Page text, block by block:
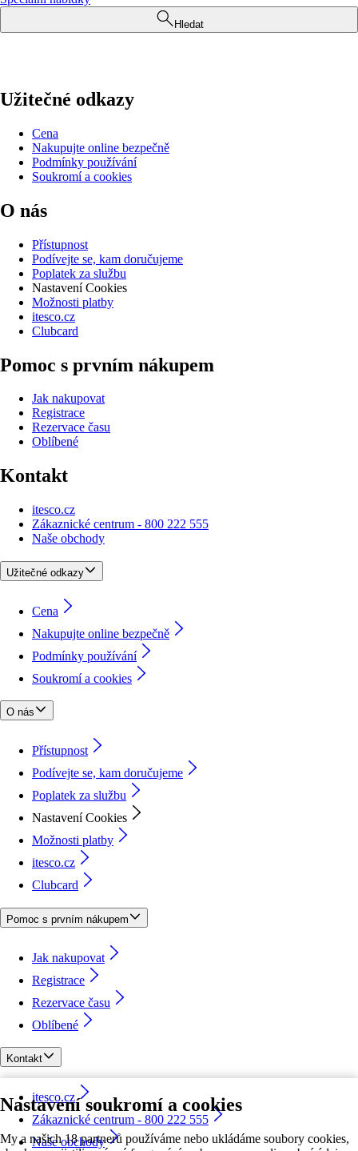
Nastavení soukromí a cookies
My a našich 18 partnerů používáme nebo ukládáme soubory cookies,
Hledat
Užitečné odkazy
Cena
Nakupujte online bezpečně
Podmínky používání
Soukromí a cookies
O nás
Přístupnost
Podívejte se, kam doručujeme
Poplatek za službu
Nastavení Cookies
Možnosti platby
itesco.cz
Clubcard
Pomoc s prvním nákupem
Jak nakupovat
Registrace
Rezervace času
Oblíbené
Kontakt
itesco.cz
Zákaznické centrum - 800 222 555
Naše obchody
Užitečné odkazy
Cena
Nakupujte online bezpečně
Podmínky používání
Soukromí a cookies
O nás
Přístupnost
Podívejte se, kam doručujeme
Poplatek za službu
Nastavení Cookies
Možnosti platby
itesco.cz
Clubcard
Pomoc s prvním nákupem
Jak nakupovat
Registrace
Rezervace času
Oblíbené
Kontakt
itesco.cz
Zákaznické centrum - 800 222 555
Naše obchody